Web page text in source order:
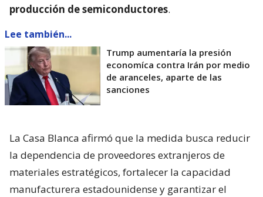
producción de semiconductores.
Lee también...
Trump aumentaría la presión
economíca contra Irán por medio
de aranceles, aparte de las
sanciones
La Casa Blanca afirmó que la medida busca reducir
la dependencia de proveedores extranjeros de
materiales estratégicos, fortalecer la capacidad
manufacturera estadounidense y garantizar el